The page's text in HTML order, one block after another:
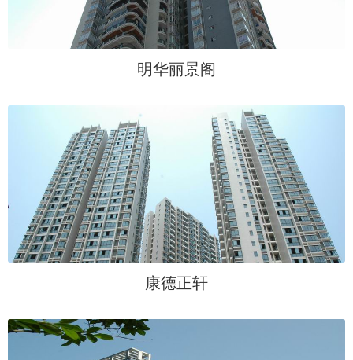
明华丽景阁
康德正轩